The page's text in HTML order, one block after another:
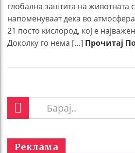
глобална заштита на животната
напоменуваат дека во
21 посто кислород, кој е
Доколку го нема […] Прочитај
Реклама